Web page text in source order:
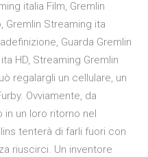
italia Film, Gremlin
Gremlin Streaming ita
Guarda Gremlin
HD, Streaming Gremlin
regalargli un cellulare, un
Ovviamente, da
un loro ritorno nel
tenterà di farli fuori con
riuscirci. Un inventore